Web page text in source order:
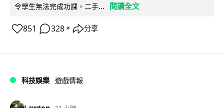
令學生無法完成功課，二手...
閱讀全文
851 328 ↗ 分享
科技娛樂 遊戲情報